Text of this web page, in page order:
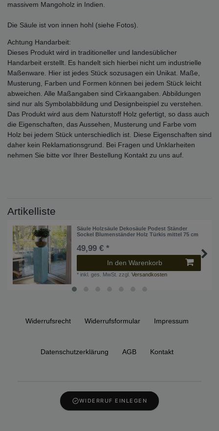
massivem Mangoholz in Indien.
Die Säule ist von innen hohl (siehe Fotos).
Achtung Handarbeit:
Dieses Produkt wird in traditioneller und landesüblicher
Handarbeit erstellt. Es handelt sich hierbei nicht um industrielle
Maßenware. Hier ist jedes Stück sozusagen ein Unikat. Maße,
Musterung, Farben und Formen können bei jedem Stück leicht
abweichen. Alle Maßangaben sind Cirkaangaben. Abbildungen
sind nur als Symbolabbildung und Designbeispiel zu verstehen.
Das Produkt wird aus dem Naturstoff Holz gefertigt, so dass auch
die Eigenschaften, das Aussehen, Musterung und Farbe vom
Holz bei jedem Stück unterschiedlich ist. Diese Eigenschaften sind
daher kein Reklamationsgrund. Bei Fragen und Unklarheiten
nehmen Sie bitte vor Ihrer Bestellung Kontakt zu uns auf.
Artikelliste
Säule Holzsäule Dekosäule Podest Ständer
Sockel Blumenständer Holz Türkis mittel 75 cm
49,99 € *
In den Warenkorb
* inkl. ges. MwSt. zzgl.Versandkosten
Widerrufs­recht Widerrufs­formular Impressum
Daten­schutz­erklärung AGB Kontakt
WIDERRUF EINLEGEN